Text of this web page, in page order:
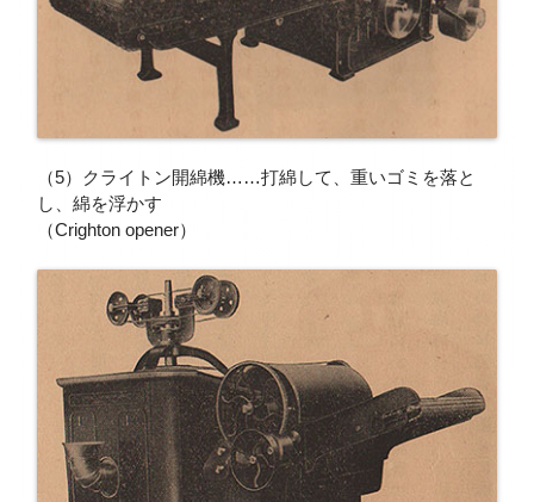
（5）クライトン開綿機……打綿して、重いゴミを落と
し、綿を浮かす
（Crighton opener）